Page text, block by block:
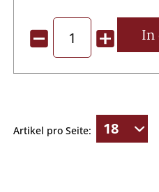
In
Artikel pro Seite: